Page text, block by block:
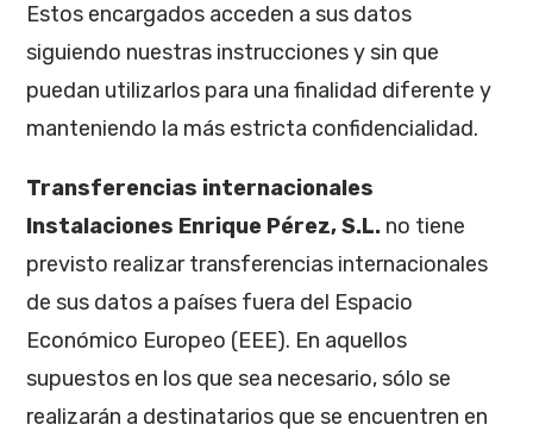
Estos encargados acceden a sus datos
siguiendo nuestras instrucciones y sin que
puedan utilizarlos para una finalidad diferente y
manteniendo la más estricta confidencialidad.
Transferencias internacionales
Instalaciones Enrique Pérez, S.L. no tiene
previsto realizar transferencias internacionales
de sus datos a países fuera del Espacio
Económico Europeo (EEE). En aquellos
supuestos en los que sea necesario, sólo se
realizarán a destinatarios que se encuentren en